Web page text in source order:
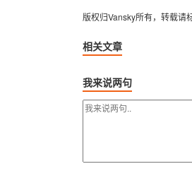
版权归Vansky所有，转载请
相关文章
我来说两句